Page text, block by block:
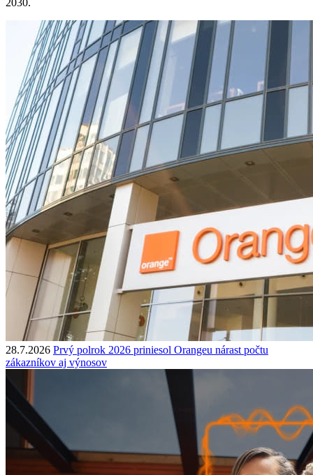
28.7.2026 Prvý polrok 2026 priniesol Orangeu nárast počtu
zákazníkov aj výnosov